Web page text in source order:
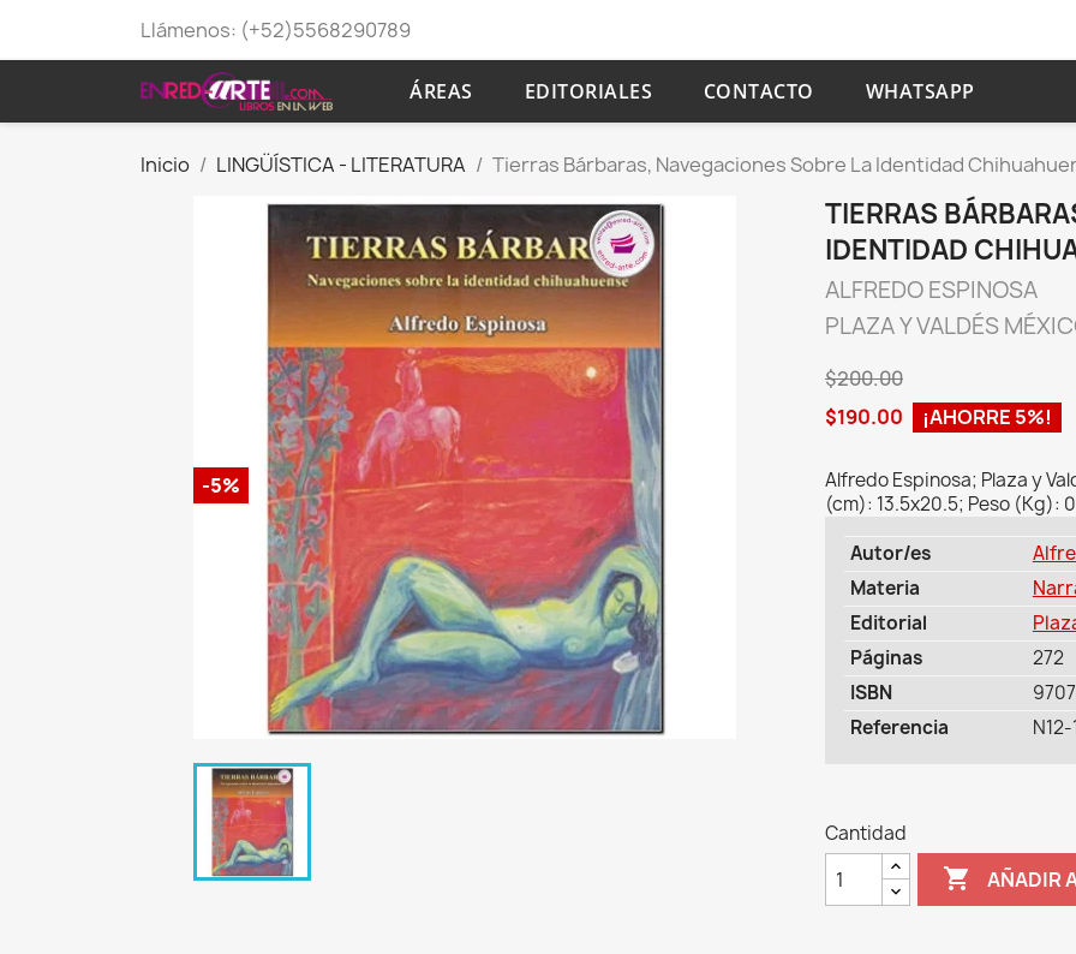
Llámenos: (+52)5568290789
ÁREAS EDITORIALES CONTACTO WHATSAPP
Inicio LINGÜÍSTICA - LITERATURA Tierras Bárbaras, Navegaciones Sobre La Identidad
-5%
TIERRAS
IDENTIDAD
ALFREDO ESPINOSA
PLAZA Y VALDÉS
$200.00
$190.00
¡AHORRE 5%!
Alfredo Espinosa; Plaza y
(cm): 13.5x20.5; Peso (Kg):
Autor/es
Materia
Editorial
Páginas
272
ISBN
Referencia
Cantidad
 AÑADIR